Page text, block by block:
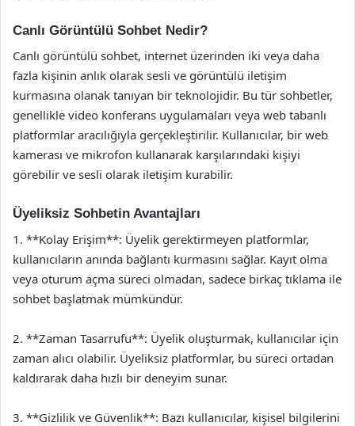
Canlı Görüntülü Sohbet Nedir?
Canlı görüntülü sohbet, internet üzerinden iki veya daha
fazla kişinin anlık olarak sesli ve görüntülü iletişim
kurmasına olanak tanıyan bir teknolojidir. Bu tür sohbetler,
genellikle video konferans uygulamaları veya web tabanlı
platformlar aracılığıyla gerçekleştirilir. Kullanıcılar, bir web
kamerası ve mikrofon kullanarak karşılarındaki kişiyi
görebilir ve sesli olarak iletişim kurabilir.
Üyeliksiz Sohbetin Avantajları
1. **Kolay Erişim**: Üyelik gerektirmeyen platformlar,
kullanıcıların anında bağlantı kurmasını sağlar. Kayıt olma
veya oturum açma süreci olmadan, sadece birkaç tıklama ile
sohbet başlatmak mümkündür.
2. **Zaman Tasarrufu**: Üyelik oluşturmak, kullanıcılar için
zaman alıcı olabilir. Üyeliksiz platformlar, bu süreci ortadan
kaldırarak daha hızlı bir deneyim sunar.
3. **Gizlilik ve Güvenlik**: Bazı kullanıcılar, kişisel bilgilerini